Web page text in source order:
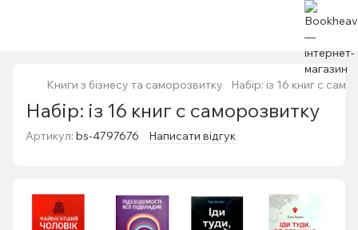
Книги з бізнесу та саморозвитку Набір: із 16 книг с
Набір: із 16 книг с саморозвитку
Артикул: bs-4797676 Написати відгук